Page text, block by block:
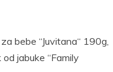
bebe “Juvitana“ 190g,
jabuke “Family